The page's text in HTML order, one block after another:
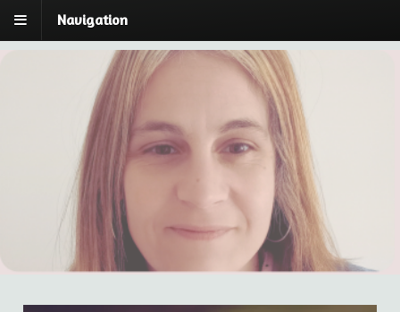
Navigation
Laura Cano | Breu:
espai de Psicoteràpia
Laura Cano | Psicóloga y Psicoterapeuta Breve